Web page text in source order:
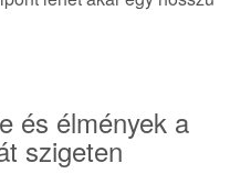
és élmények a
szigeten